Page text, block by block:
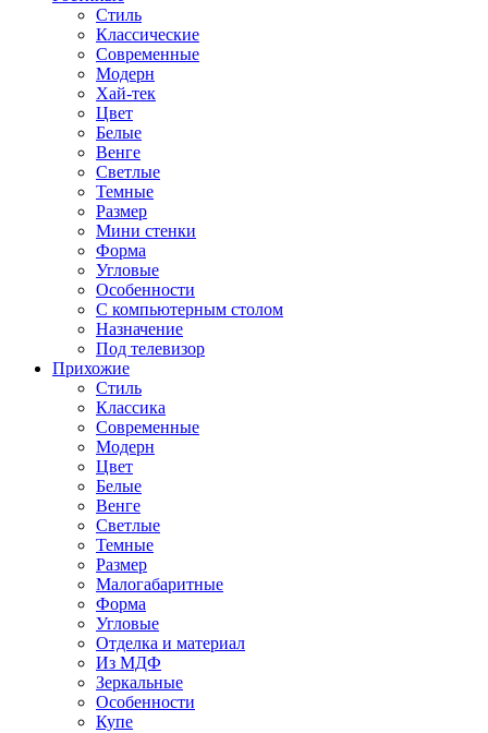
Стиль
Классические
Современные
Модерн
Хай-тек
Цвет
Белые
Венге
Светлые
Темные
Размер
Мини стенки
Форма
Угловые
Особенности
С компьютерным столом
Назначение
Под телевизор
Прихожие
Стиль
Классика
Современные
Модерн
Цвет
Белые
Венге
Светлые
Темные
Размер
Малогабаритные
Форма
Угловые
Отделка и материал
Из МДФ
Зеркальные
Особенности
Купе